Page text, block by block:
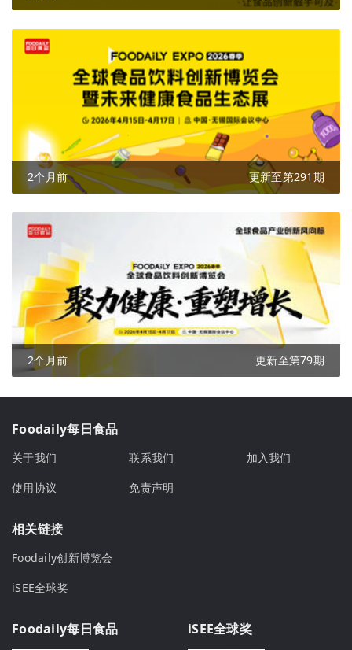
2个月前 更新至第291期
2个月前 更新至第79期
Foodaily每日食品
关于我们 联系我们
加入我们
使用协议
免责声明
相关链接
Foodaily创新博览会
iSEE全球奖
Foodaily每日食品 iSEE全球奖